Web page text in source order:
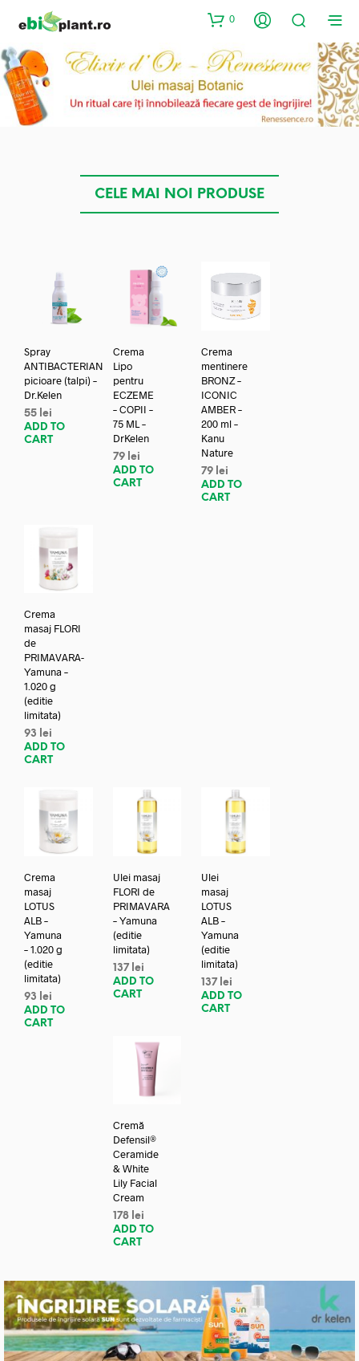
0
CELE MAI NOI PRODUSE
Spray
ANTIBACTERIAN
picioare (talpi) –
Dr.Kelen
55 lei
ADD TO
CART
Crema
Lipo
pentru
ECZEME
– COPII –
75 ML –
DrKelen
79 lei
ADD TO
CART
Crema
mentinere
BRONZ –
ICONIC
AMBER –
200 ml –
Kanu
Nature
79 lei
ADD TO
CART
Crema
masaj FLORI
de
PRIMAVARA-
Yamuna –
1.020 g
(editie
limitata)
93
lei
ADD TO
CART
Crema
masaj
LOTUS
ALB –
Yamuna
– 1.020 g
(editie
limitata)
93
lei
ADD TO
CART
Ulei masaj
FLORI de
PRIMAVARA
– Yamuna
(editie
limitata)
137 lei
ADD TO
CART
Ulei
masaj
LOTUS
ALB –
Yamuna
(editie
limitata)
137 lei
ADD TO
CART
Cremă
Defensil®
Ceramide
& White
Lily Facial
Cream
178 lei
ADD TO
CART